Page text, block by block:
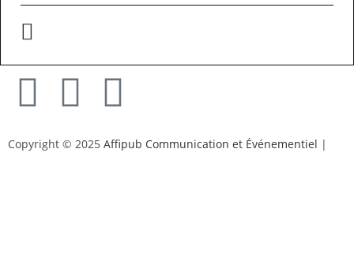
Copyright © 2025 Affipub Communication et Événementiel |